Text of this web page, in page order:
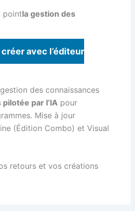
pointla gestion des
avec l’éditeur
des connaissances
par l’IA pour
Mise à jour
(Édition Combo) et Visual
retours et vos créations